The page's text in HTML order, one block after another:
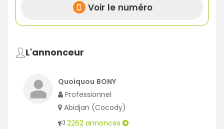
Voir le numéro
L'annonceur
Quoiquou BONY
Professionnel
Abidjan (Cocody)
2262 annonces